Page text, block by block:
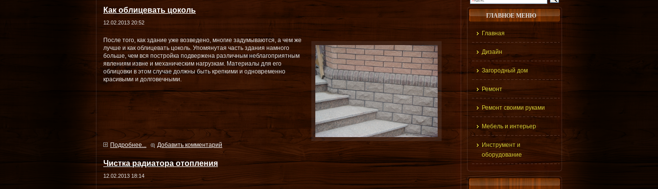
Как облицевать цоколь
12.02.2013 20:52
После того, как здание уже возведено, многие задумываются, а чем же
лучше и как облицевать цоколь. Упомянутая часть здания намного
больше, чем вся постройка подвержена различным неблагоприятным
явлениям извне и механическим нагрузкам. Материалы для его
облицовки в этом случае должны быть крепкими и одновременно
красивыми и долговечными.
Подробнее... Добавить комментарий
Чистка радиатора отопления
12.02.2013 18:14
ГЛАВНОЕ МЕНЮ
Главная
Дизайн
Загородный дом
Ремонт
Ремонт своими руками
Мебель и интерьер
Инструмент и
оборудование